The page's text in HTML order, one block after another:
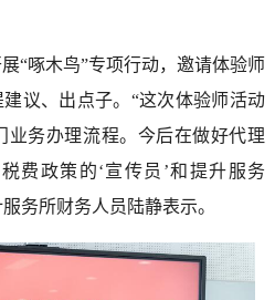
“啄木鸟”专项行动，邀请体验师
议、出点子。“这次体验师活动
业务办理流程。今后在做好代理
费政策的‘宣传员’和提升服务
务所财务人员陆静表示。